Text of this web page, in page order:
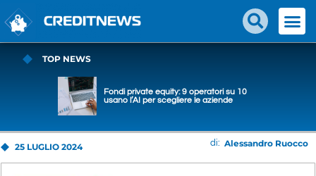
TOP NEWS
Fondi private equity: 9 operatori su 10
usano l’AI per scegliere le aziende
25 LUGLIO 2024 di: Alessandro Ruocco